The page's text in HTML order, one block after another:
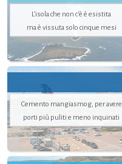
L’isola che non c'è è esistita
ma è vissuta solo cinque mesi
Cemento mangiasmog, per avere
porti più puliti e meno inquinati